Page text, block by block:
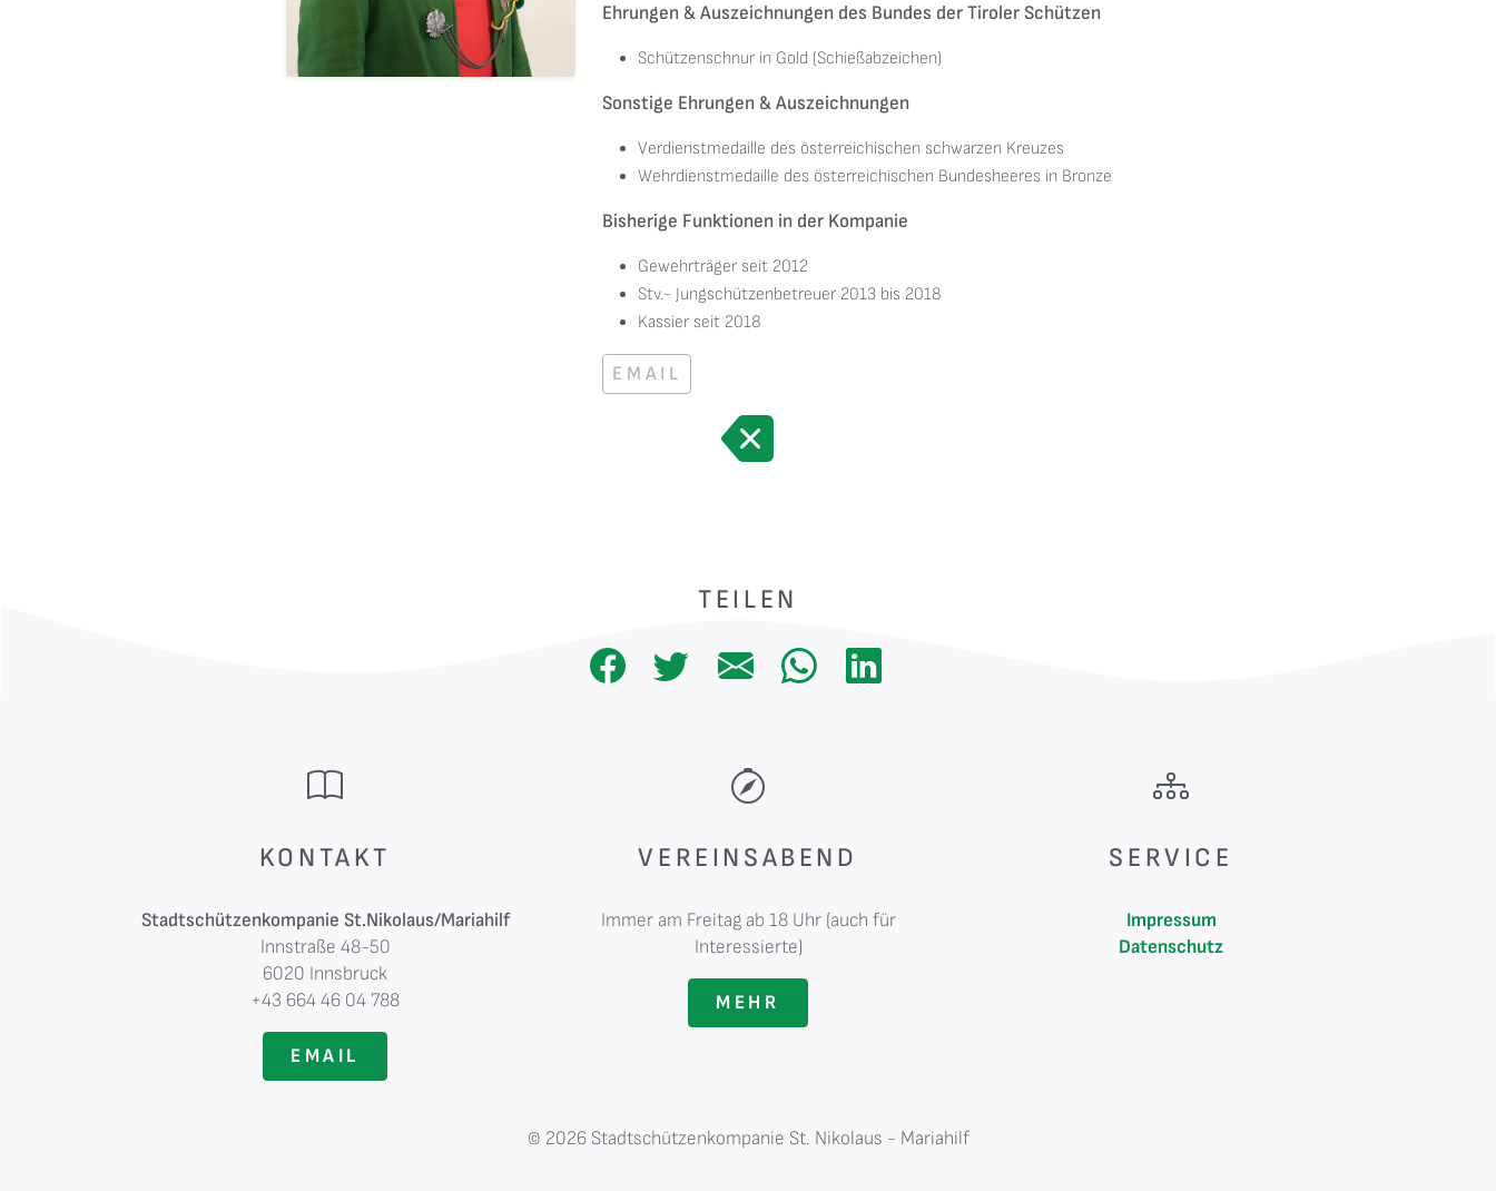
Ehrungen & Auszeichnungen des Bundes der Tiroler Schützen
Schützenschnur in Gold (Schießabzeichen)
Sonstige Ehrungen & Auszeichnungen
Verdienstmedaille des österreichischen schwarzen Kreuzes
Wehrdienstmedaille des österreichischen Bundesheeres in Bronze
Bisherige Funktionen in der Kompanie
Gewehrträger seit 2012
Stv.- Jungschützenbetreuer 2013 bis 2018
Kassier seit 2018
EMAIL
TEILEN
KONTAKT
Stadtschützenkompanie St.Nikolaus/Mariahilf
Innstraße 48-50
6020 Innsbruck
+43 664 46 04 788
EMAIL
VEREINSABEND
Immer am Freitag ab 18 Uhr (auch für
Interessierte)
MEHR
SERVICE
Impressum
Datenschutz
© 2026 Stadtschützenkompanie St. Nikolaus - Mariahilf